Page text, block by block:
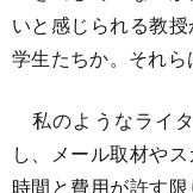
いと感じられる教
学生たちか。それら
私のようなライ
し、メール取材や
時間と費用が許す